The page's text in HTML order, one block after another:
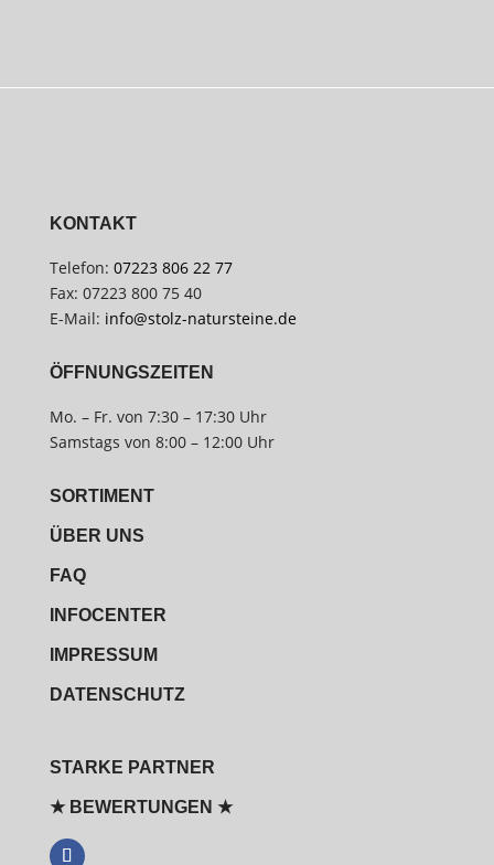
KONTAKT
Telefon: 07223 806 22 77
Fax: 07223 800 75 40
E-Mail: info@stolz-natursteine.de
ÖFFNUNGSZEITEN
Mo. – Fr. von 7:30 – 17:30 Uhr
Samstags von 8:00 – 12:00 Uhr
SORTIMENT
ÜBER UNS
FAQ
INFOCENTER
IMPRESSUM
DATENSCHUTZ
STARKE PARTNER
★ BEWERTUNGEN ★